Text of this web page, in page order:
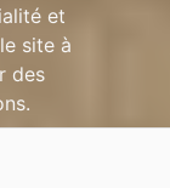
et
site à
des